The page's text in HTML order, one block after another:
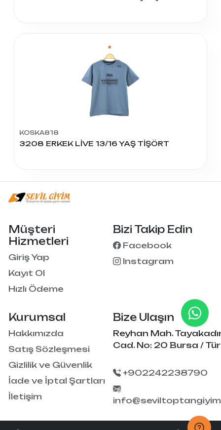
KOSKA818
3208 ERKEK LİVE 13/16 YAŞ TİŞÖRT
Kurumsal
Hakkımızda
Satış Sözleşmesi
Gizlilik ve Güvenlik
İade ve İptal Şartları
İletişim
Müşteri
Hizmetleri
Giriş Yap
Kayıt Ol
Hızlı Ödeme
Bizi Takip Edin
Facebook
Instagram
Bize Ulaşın
Reyhan Mah.
Cad. No: 20 Bursa /
+902242238790